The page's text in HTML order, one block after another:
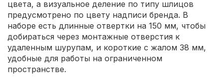
цвета, а визуальное деление по типу шлицов
предусмотрено по цвету надписи бренда. В
наборе есть длинные отвертки на 150 мм, чтобы
добираться через монтажные отверстия к
удаленным шурупам, и короткие с жалом 38 мм,
удобные для работы на ограниченном
пространстве.